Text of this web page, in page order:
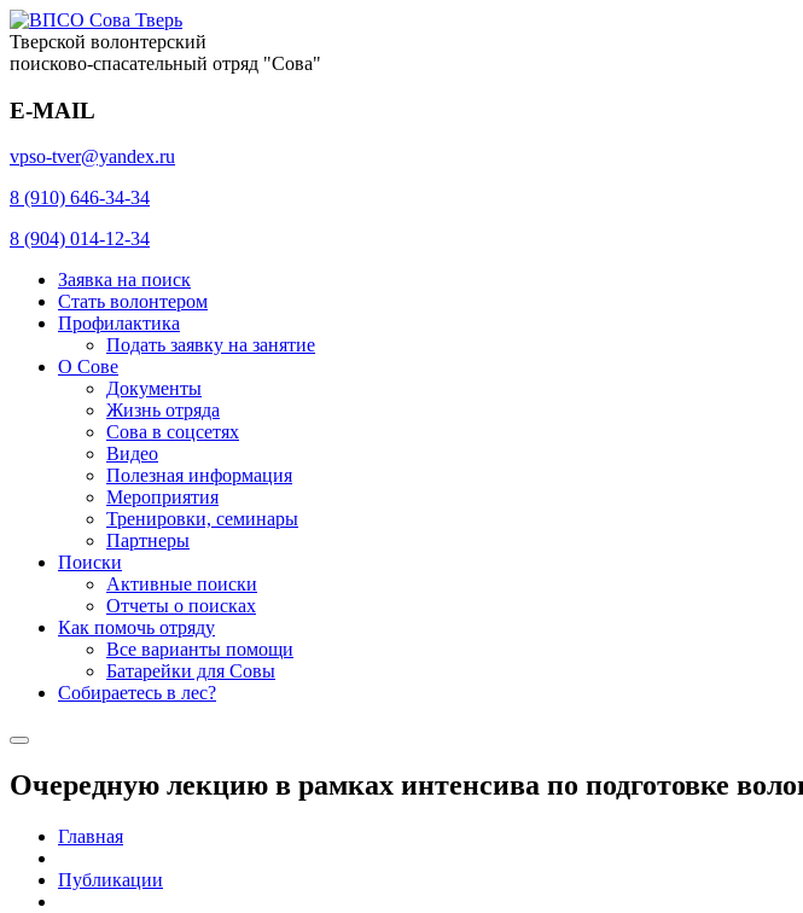
Тверской волонтерский
поисково-спасательный отряд "Сова"
E-MAIL
vpso-tver@yandex.ru
8 (910) 646-34-34
8 (904) 014-12-34
Заявка на поиск
Стать волонтером
Профилактика
Подать заявку на занятие
О Сове
Документы
Жизнь отряда
Сова в соцсетях
Видео
Полезная информация
Мероприятия
Тренировки, семинары
Партнеры
Поиски
Активные поиски
Отчеты о поисках
Как помочь отряду
Все варианты помощи
Батарейки для Совы
Собираетесь в лес?
Очередную лекцию в рамках интенсива по подготовке
Главная
Публикации